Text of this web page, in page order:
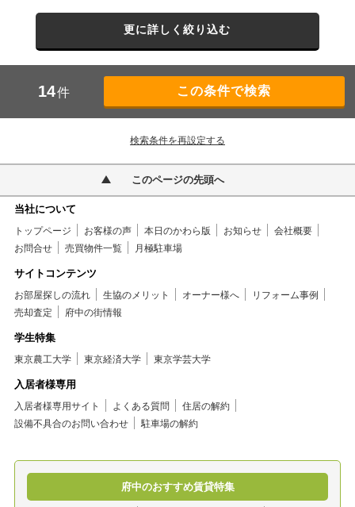
更に詳しく絞り込む
14件
検索条件を再設定する
このページの先頭へ
当社について
トップページ お客様の声 本日のかわら版 お知らせ
会社概要
お問合せ
売買物件一覧 月極駐車場
サイトコンテンツ
お部屋探しの流れ 生協のメリット オーナー様へ
リフォーム事例
売却査定
府中の街情報
学生特集
東京農工大学 東京経済大学 東京学芸大学
入居者様専用
入居者様専用サイト よくある質問
住居の解約
設備不具合のお問い合わせ
駐車場の解約
府中のおすすめ賃貸特集